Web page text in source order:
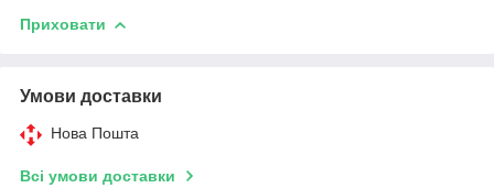
Приховати
Умови доставки
Нова Пошта
Всі умови доставки